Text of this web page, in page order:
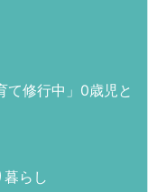
て修行中」0歳児と
らし